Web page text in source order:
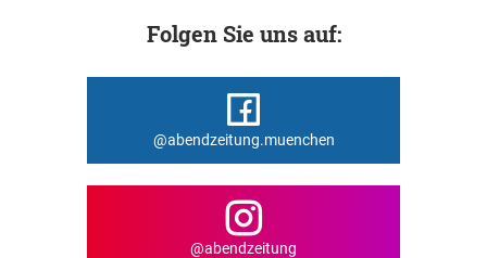
Folgen Sie uns auf:
@abendzeitung.muenchen
@abendzeitung